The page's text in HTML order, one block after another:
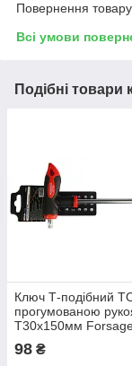
Повернення
Всі умови
Подібні товари
Ключ Т-подібний
прогумованою
T30х150мм
98 ₴